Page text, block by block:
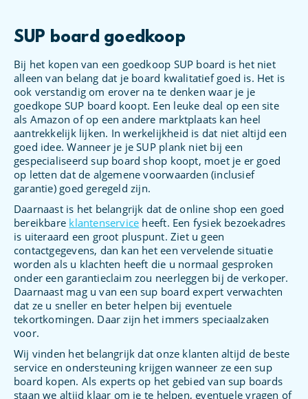
SUP board goedkoop
Bij het kopen van een goedkoop SUP board is het niet
alleen van belang dat je board kwalitatief goed is. Het is
ook verstandig om erover na te denken waar je je
goedkope SUP board koopt. Een leuke deal op een site
als Amazon of op een andere marktplaats kan heel
aantrekkelijk lijken. In werkelijkheid is dat niet altijd een
goed idee. Wanneer je je SUP plank niet bij een
gespecialiseerd sup board shop koopt, moet je er goed
op letten dat de algemene voorwaarden (inclusief
garantie) goed geregeld zijn.
Daarnaast is het belangrijk dat de online shop een goed
bereikbare klantenservice heeft. Een fysiek bezoekadres
is uiteraard een groot pluspunt. Ziet u geen
contactgegevens, dan kan het een vervelende situatie
worden als u klachten heeft die u normaal gesproken
onder een garantieclaim zou neerleggen bij de verkoper.
Daarnaast mag u van een sup board expert verwachten
dat ze u sneller en beter helpen bij eventuele
tekortkomingen. Daar zijn het immers speciaalzaken
voor.
Wij vinden het belangrijk dat onze klanten altijd de beste
service en ondersteuning krijgen wanneer ze een sup
board kopen. Als experts op het gebied van sup boards
staan we altijd klaar om je te helpen, eventuele vragen of